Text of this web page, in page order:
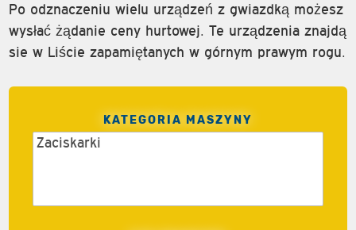
Po odznaczeniu wielu urządzeń z gwiazdką możesz
wysłać żądanie ceny hurtowej. Te urządzenia znajdą
sie w Liście zapamiętanych w górnym prawym rogu.
KATEGORIA MASZYNY